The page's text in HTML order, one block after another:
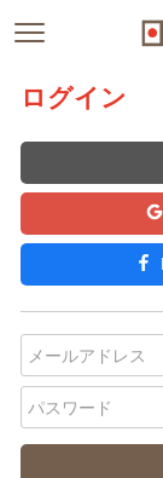
ログイン